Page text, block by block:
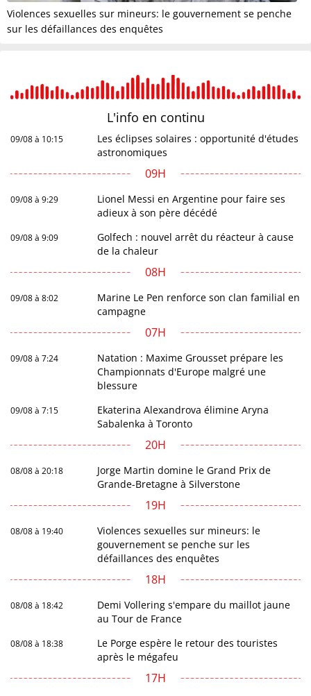
Violences sexuelles sur mineurs: le gouvernement se penche
sur les défaillances des enquêtes
L'info en continu
09/08 à 10:15
Les éclipses solaires : opportunité d'études
astronomiques
09H
09/08 à 9:29
Lionel Messi en Argentine pour faire ses
adieux à son père décédé
09/08 à 9:09
Golfech : nouvel arrêt du réacteur à cause
de la chaleur
08H
09/08 à 8:02
Marine Le Pen renforce son clan familial en
campagne
07H
09/08 à 7:24
Natation : Maxime Grousset prépare les
Championnats d'Europe malgré une
blessure
09/08 à 7:15
Ekaterina Alexandrova élimine Aryna
Sabalenka à Toronto
20H
08/08 à 20:18
Jorge Martin domine le Grand Prix de
Grande-Bretagne à Silverstone
19H
08/08 à 19:40
Violences sexuelles sur mineurs: le
gouvernement se penche sur les
défaillances des enquêtes
18H
08/08 à 18:42
Demi Vollering s'empare du maillot jaune
au Tour de France
08/08 à 18:38
Le Porge espère le retour des touristes
après le mégafeu
17H